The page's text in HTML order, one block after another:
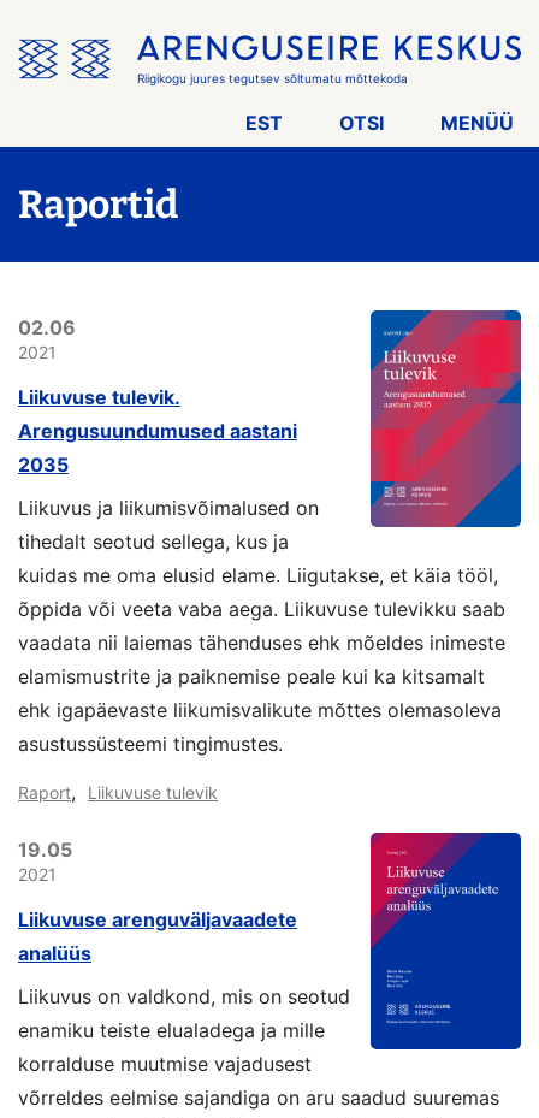
menüü
vahele
Riigikogu juures tegutsev sõltumatu mõttekoda
EST OTSI MENÜÜ
Raportid
02.06
2021
Liikuvuse tulevik.
Arengusuundumused aastani
2035
Liikuvus ja liikumisvõimalused on
tihedalt seotud sellega, kus ja
kuidas me oma elusid elame. Liigutakse, et käia tööl,
õppida või veeta vaba aega. Liikuvuse tulevikku saab
vaadata nii laiemas tähenduses ehk mõeldes inimeste
elamismustrite ja paiknemise peale kui ka kitsamalt
ehk igapäevaste liikumisvalikute mõttes olemasoleva
asustussüsteemi tingimustes.
Raport, Liikuvuse tulevik
19.05
2021
Liikuvuse arenguväljavaadete
analüüs
Liikuvus on valdkond, mis on seotud
enamiku teiste elualadega ja mille
korralduse muutmise vajadusest
võrreldes eelmise sajandiga on aru saadud suuremas